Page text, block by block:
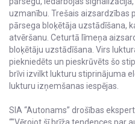
uzmanību. Trešais aizsardzības
pārsega bloķētāja uzstādīšana,
atvēršanu. Ceturtā līmeņa
bloķētāju uzstādīšana. Virs
piekniedēts un pieskrūvēts šo
brīvi izvilkt lukturu stiprinājuma
lukturu izņemšanas iespējas.
SIA “Autonams” drošības